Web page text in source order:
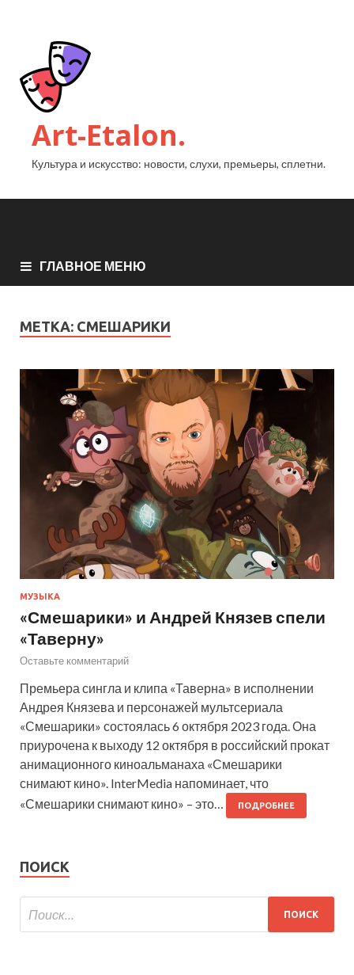
Art-Etalon.
Культура и искусство: новости, слухи, премьеры, сплетни.
ГЛАВНОЕ МЕНЮ
МЕТКА: СМЕШАРИКИ
МУЗЫКА
«Смешарики» и Андрей Князев спели
«Таверну»
Оставьте комментарий
Премьера сингла и клипа «Таверна» в исполнении
Андрея Князева и персонажей мультсериала
«Смешарики» состоялась 6 октября 2023 года. Она
приурочена к выходу 12 октября в российский прокат
анимационного киноальманаха «Смешарики
снимают кино». InterMedia напоминает, что
«Смешарики снимают кино» – это…
ПОДРОБНЕЕ
ПОИСК